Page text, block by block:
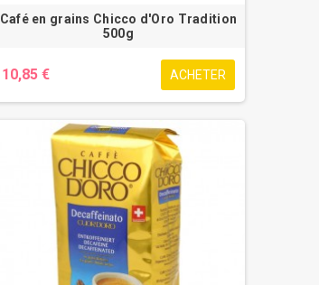
Café en grains Chicco d'Oro Tradition
500g
10,85 € ACHETER